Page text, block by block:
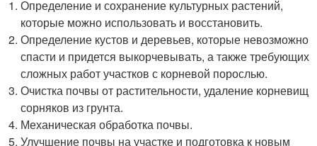
Определение и сохранение культурных растений,
которые можно использовать и восстановить.
Определение кустов и деревьев, которые невозможно
спасти и придется выкорчевывать, а также требующих
сложных работ участков с корневой порослью.
Очистка почвы от растительности, удаление корневищ
сорняков из грунта.
Механическая обработка почвы.
Улучшение почвы на участке и подготовка к новым